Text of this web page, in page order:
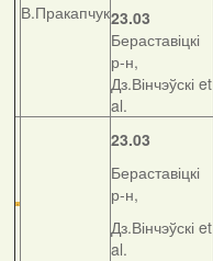
В.Пракапчук23.03
Бераставіцкі
р-н,
Дз.Вінчэўскі et
al.
23.03
Бераставіцкі
р-н,
Дз.Вінчэўскі et
al.